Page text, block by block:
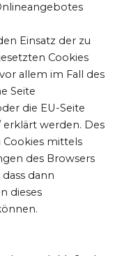
Einsatz der zu
Cookies
allem im Fall des
Seite
die EU-Seite
werden. Des
mittels
des Browsers
dann
dieses